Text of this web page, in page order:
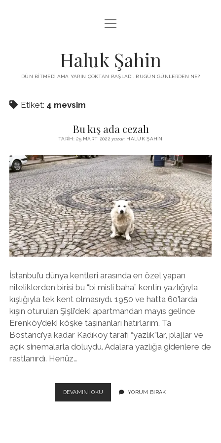
KUTUP YILDIZI
MENDIREK YAZILARI
İYI YAŞAM VE MUTLULUK ÜZERINE
GÜZEL MAVRELLA
BIZ KIMIZ?
MED 532 SPRING ‘25
YAZMADAN EDEMEDIM
HABERLER / NEWS
twitterfacebook
instagram
menüyü
aç
Haluk Şahin
DÜN BITMEDI AMA YARIN ÇOKTAN BAŞLADI. BUGÜN GÜNLERDEN NE?
Etiket: 4 mevsim
Bu kış ada cezalı
TARIH: 25 MART 2022yazar: HALUK ŞAHIN
İstanbul’u dünya kentleri arasında en özel yapan
niteliklerden birisi bu “bi misli baha” kentin yazlığıyla
kışlığıyla tek kent olmasıydı. 1950 ve hatta 60’larda
kışın oturulan Şişli’deki apartmandan mayıs gelince
Erenköy’deki köşke taşınanları hatırlarım. Ta
Bostancı’ya kadar Kadıköy tarafı “yazlık”lar, plajlar ve
açık sinemalarla doluydu. Adalara yazlığa gidenlere de
rastlanırdı. Henüz…
DEVAMINI OKU
KIŞ
YORUM BIRAK